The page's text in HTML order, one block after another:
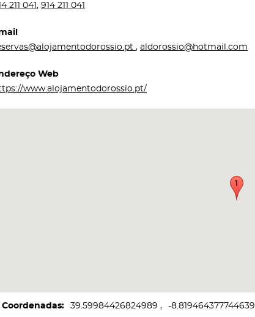
211 041, 914 211 041
, aldorossio@hotmail.com
Web
www.alojamentodorossio.pt/
Coordenadas 39.59984426824989 -8.819464377744639